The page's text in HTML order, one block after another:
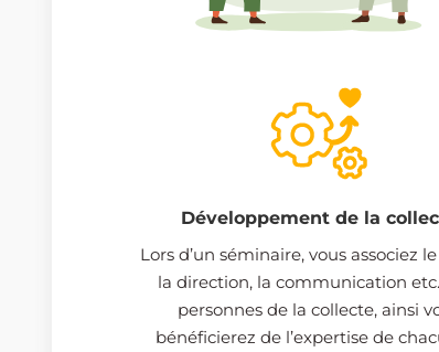
Développement de la
Lors d’un séminaire, vous associez
la direction, la communication
personnes de la collecte, ainsi
bénéficierez de l’expertise de